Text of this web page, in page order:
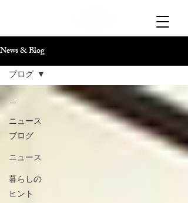
News & Blog
＿
ニュース
ブログ
ニュース
暮らしの
ヒント
ブログ